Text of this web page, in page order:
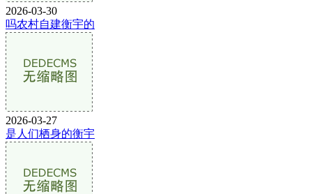
2026-03-30
吗农村自建衡宇的
2026-03-27
是人们栖身的衡宇